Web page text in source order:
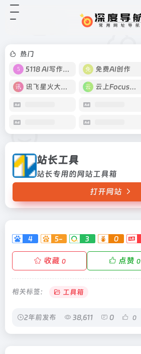
热门
5118 AI写作工具
免费AI创作
讯飞星火大模型 云上Focus接码
站长工具
站长专用的网站工具箱
打开网站
4 5- 3 0
收藏 0 点赞 0
相关标签： 工具箱
2年前发布 38,611 0 0